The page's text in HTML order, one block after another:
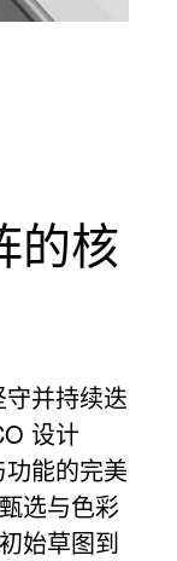
的核
并持续迭
设计
能的完美
选与色彩
始草图到